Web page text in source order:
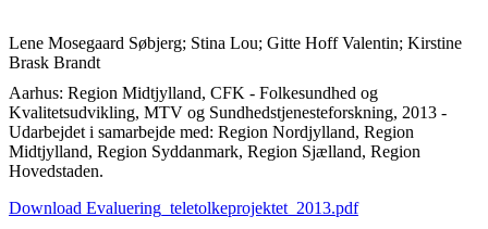
Lene Mosegaard Søbjerg; Stina Lou; Gitte Hoff Valentin; Kirstine
Brask Brandt
Aarhus: Region Midtjylland, CFK - Folkesundhed og
Kvalitetsudvikling, MTV og Sundhedstjenesteforskning, 2013 -
Udarbejdet i samarbejde med: Region Nordjylland, Region
Midtjylland, Region Syddanmark, Region Sjælland, Region
Hovedstaden.
Download Evaluering_teletolkeprojektet_2013.pdf